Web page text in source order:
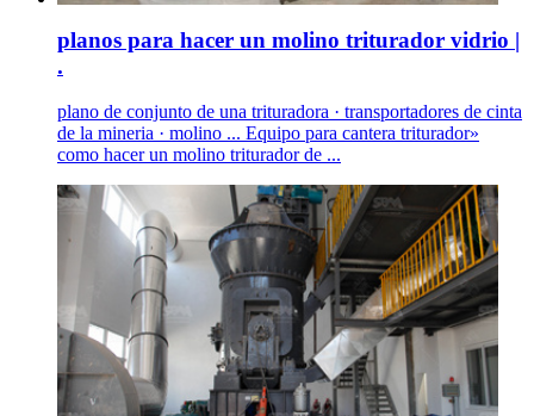
planos para hacer un molino triturador vidrio |
.
plano de conjunto de una trituradora · transportadores de cinta
de la mineria · molino ... Equipo para cantera triturador»
como hacer un molino triturador de ...